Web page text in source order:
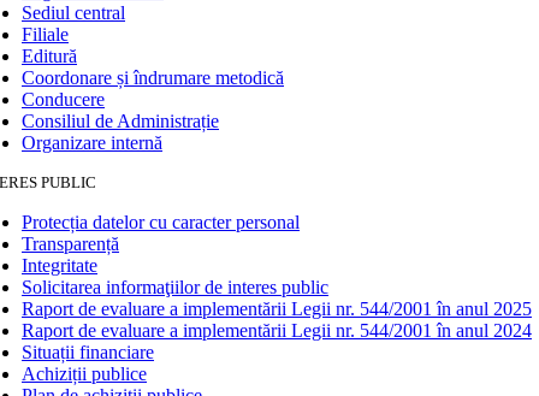
Sediul central
Filiale
Editură
Coordonare și îndrumare metodică
Conducere
Consiliul de Administrație
Organizare internă
PUBLIC
Protecția datelor cu caracter personal
Transparență
Integritate
Solicitarea informaţiilor de interes public
Raport de evaluare a implementării Legii nr. 544/2001 în anul 2025
Raport de evaluare a implementării Legii nr. 544/2001 în anul 2024
Situații financiare
Achiziții publice